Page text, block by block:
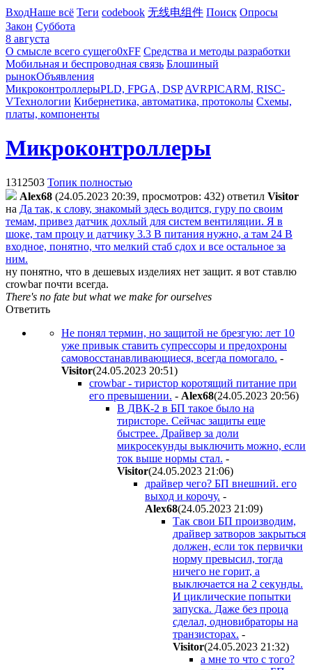
ВходНаше всё Теги codebook 无线电组件 Поиск Опросы
Закон Суббота
8 августа
О смысле всего сущего0xFF Средства и методы разработки
Мобильная и беспроводная связь Блошиный
рынокОбъявления
МикроконтроллерыPLD, FPGA, DSP AVRPICARM, RISC-
VТехнологии Кибернетика, автоматика, протоколы Схемы,
платы, компоненты
Микроконтроллеры
1312503 Топик полностью
Alex68 (24.05.2023 20:39, просмотров: 432) ответил Visitor
на Да так, к слову, знакомый здесь водится, гуру по своим
темам, привез датчик дохлый для систем вентиляции. Я в
шоке, там процу и датчику 3.3 В питания нужно, а там 24 В
входное, понятно, что мелкий стаб сдох и все остальное за
ним.
ну понятно, что в дешевых изделиях нет защит. я вот ставлю
crowbar почти всегда.
There's no fate but what we make for ourselves
Ответить
Не понял термин, но защитой не брезгую: лет 10
уже привык ставить супрессоры и предохроны
самовосстанавливающиеся, всегда помогало. -
Visitor(24.05.2023 20:51)
crowbar - тиристор коротящий питание при
его превышении. - Alex68(24.05.2023 20:56)
В ДВК-2 в БП такое было на
тиристоре. Сейчас защиты еще
быстрее. Драйвер за доли
микросекунды выключить можно, если
ток выше нормы стал. -
Visitor(24.05.2023 21:06)
драйвер чего? БП внешний. его
выход и корочу. -
Alex68(24.05.2023 21:09)
Так свои БП производим,
драйвер затворов закрыться
должен, если ток первички
норму превысил, тогда
ничего не горит, а
выключается на 2 секунды.
И циклические попытки
запуска. Даже без проца
сделал, одновибраторы на
транзисторах. -
Visitor(24.05.2023 21:32)
а мне то что с того?